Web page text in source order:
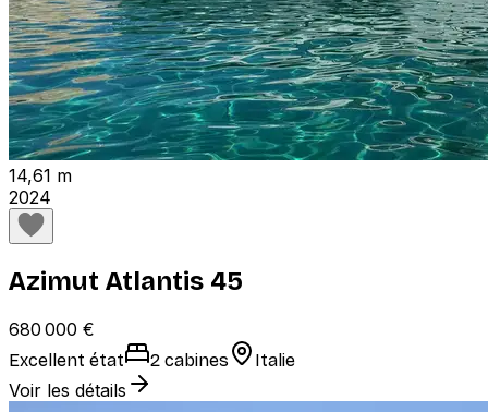
14,61 m
2024
Azimut Atlantis 45
680 000 €
Excellent état 2 cabines Italie
Voir les détails